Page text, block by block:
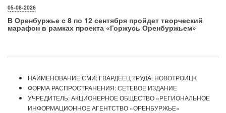
05-08-2026
В Оренбуржье с 8 по 12 сентября пройдет творческий
марафон в рамках проекта «Горжусь Оренбуржьем»
НАИМЕНОВАНИЕ СМИ: ГВАРДЕЕЦ ТРУДА. НОВОТРОИЦК
ФОРМА РАСПРОСТРАНЕНИЯ: СЕТЕВОЕ ИЗДАНИЕ
УЧРЕДИТЕЛЬ: АКЦИОНЕРНОЕ ОБЩЕСТВО «РЕГИОНАЛЬНОЕ
ИНФОРМАЦИОННОЕ АГЕНТСТВО «ОРЕНБУРЖЬЕ»